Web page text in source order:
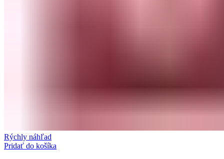
Rýchly náhľad
Pridať do košíka